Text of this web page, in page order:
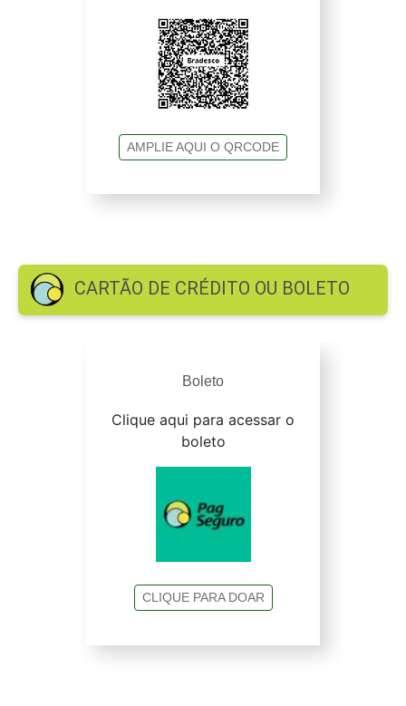
AMPLIE AQUI O QRCODE
CARTÃO DE CRÉDITO OU BOLETO
Boleto
Clique aqui para acessar o
boleto
CLIQUE PARA DOAR